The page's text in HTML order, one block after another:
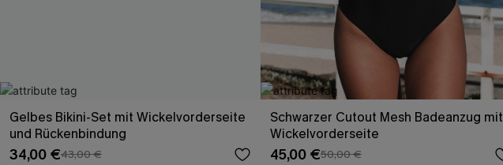
Gelbes Bikini-Set mit Wickelvorderseite
und Rückenbindung
34,00 €43,00 €
Schwarzer Cutout Mesh Badeanzug mit
Wickelvorderseite
45,00 €50,00 €